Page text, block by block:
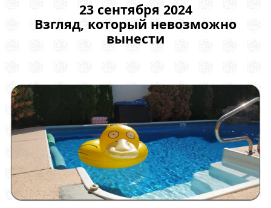
23 сентября 2024
Взгляд, который невозможно
вынести